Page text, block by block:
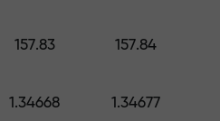
—
157.83 157.84
1.34668 1.34677